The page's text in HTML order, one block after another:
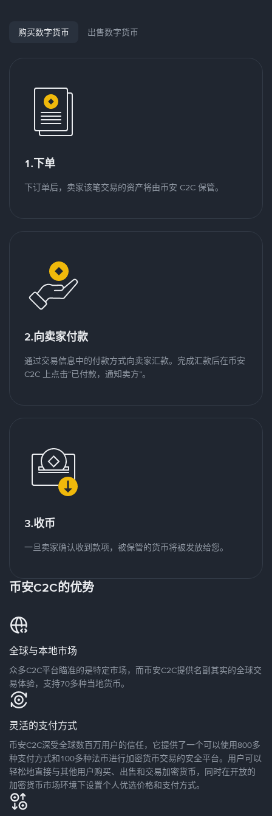
购买数字货币 出售数字货币
1.下单
下订单后，卖家该笔交易的资产将由币安 C2C 保管。
2.向卖家付款
通过交易信息中的付款方式向卖家汇款。完成汇款后在币安
C2C 上点击“已付款，通知卖方”。
3.收币
一旦卖家确认收到款项，被保管的货币将被发放给您。
币安C2C的优势
全球与本地市场
众多C2C平台瞄准的是特定市场，而币安C2C提供名副其实的全球交
易体验，支持70多种当地货币。
灵活的支付方式
币安C2C深受全球数百万用户的信任，它提供了一个可以使用800多
种支付方式和100多种法币进行加密货币交易的安全平台。用户可以
轻松地直接与其他用户购买、出售和交易加密货币，同时在开放的
加密货币市场环境下设置个人优选价格和支付方式。